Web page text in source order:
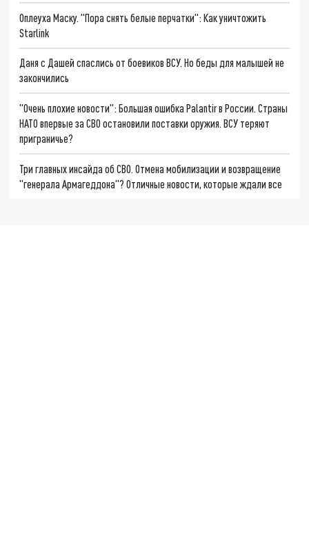
Оплеуха Маску. "Пора снять белые перчатки": Как уничтожить
Starlink
Даня с Дашей спаслись от боевиков ВСУ. Но беды для малышей не
закончились
"Очень плохие новости": Большая ошибка Palantir в России. Страны
НАТО впервые за СВО остановили поставки оружия. ВСУ теряют
приграничье?
Три главных инсайда об СВО. Отмена мобилизации и возвращение
"генерала Армагеддона"? Отличные новости, которые ждали все